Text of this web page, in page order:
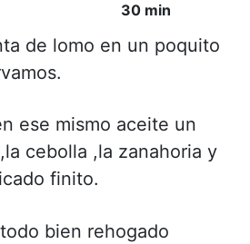
30 min
de lomo en un poquito
ese mismo aceite un
cebolla ,la zanahoria y
finito.
bien rehogado